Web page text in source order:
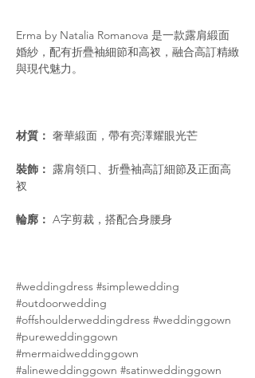
Erma by Natalia Romanova 是一款露肩緞面
婚紗，配有折疊袖細節和高衩，融合高訂精緻
與現代魅力。
材質： 奢華緞面，帶有亮澤耀眼光芒
裝飾： 露肩領口、折疊袖高訂細節及正面高
衩
輪廓： A字剪裁，搭配合身腰身
#weddingdress #simplewedding
#outdoorwedding
#offshoulderweddingdress #weddinggown
#pureweddinggown
#mermaidweddinggown
#alineweddinggown #satinweddinggown